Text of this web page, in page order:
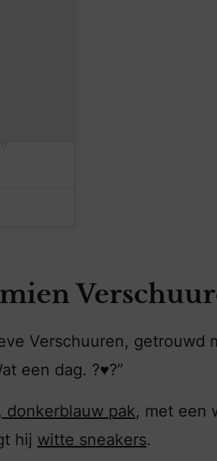
Verschuuren, getrouwd
een dag. ?♥️?”
donkerblauw pak, met een
hij witte sneakers.